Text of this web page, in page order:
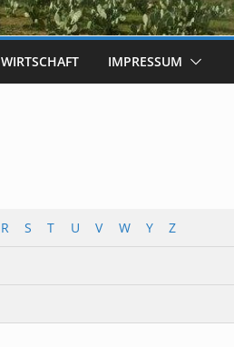
WIRTSCHAFT IMPRESSUM
R S T U V W Y Z